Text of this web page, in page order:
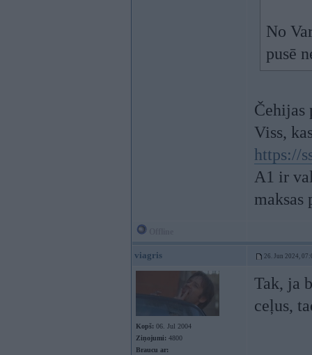
No
pusē
Čehijas
Viss,
https://
A1 ir
viagris 26. Jun 2024,
Kopš: 06. Jul 2004
Ziņojumi: 4800
Braucu ar:
Tak, ja
ceļus,